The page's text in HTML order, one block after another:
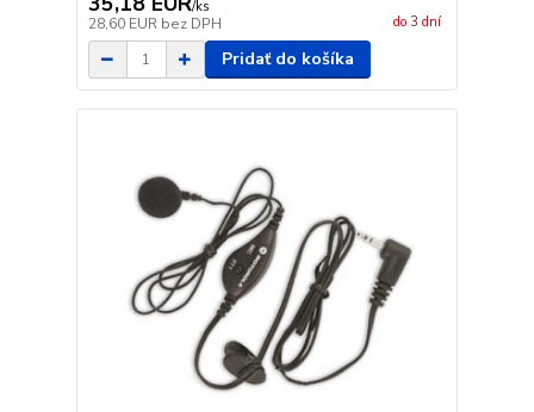
/ks
28,60 EUR bez DPH do 3 dní
Pridať do košíka